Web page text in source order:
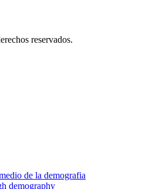
reservados.
de la demografia
demography